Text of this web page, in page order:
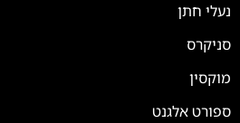
נעלי חתן
סניקרס
מוקסין
ספורט אלגנט
💬